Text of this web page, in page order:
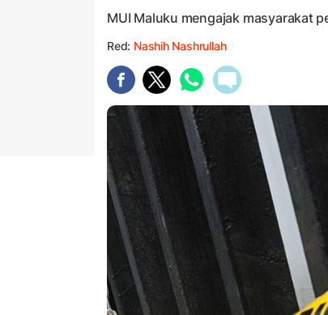
MUI Maluku mengajak masyarakat
Red: Nashih Nashrullah